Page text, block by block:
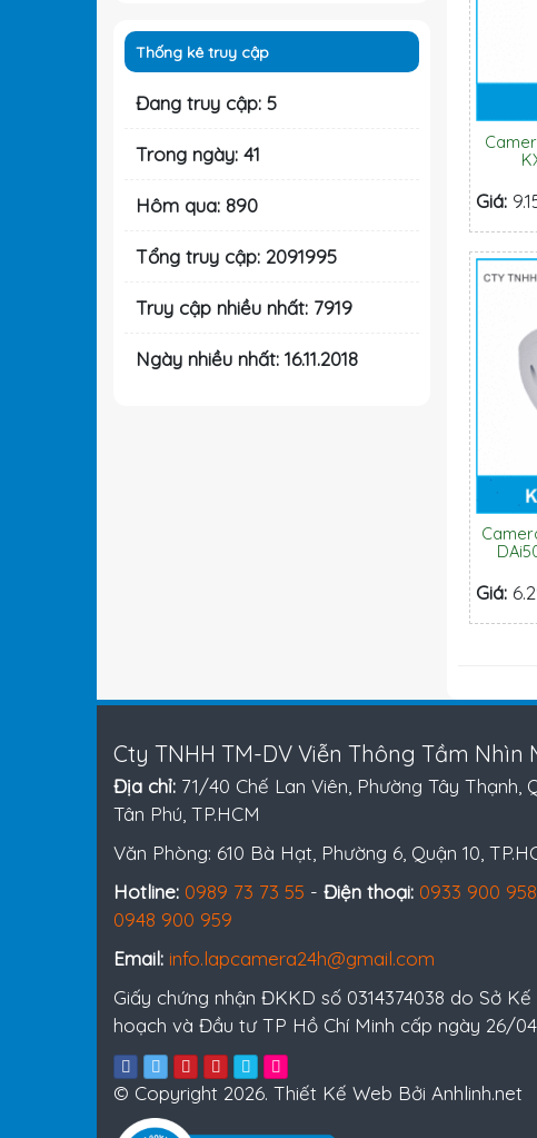
Giá:
Giá:
Thống kê truy cập
Đang truy cập: 5
Trong ngày: 41
Hôm qua: 890
Tổng truy cập: 2091995
Truy cập nhiều nhất: 7919
Ngày nhiều nhất: 16.11.2018
Cty TNHH TM-DV Viễn Thông Tầm Nhìn
Địa chỉ: 71/40 Chế Lan Viên, Phường Tây Thạnh,
Tân Phú, TP.HCM
Văn Phòng: 610 Bà Hạt, Phường 6, Quận 10,
Hotline: 0989 73 73 55 - Điện thoại: 0933 900 958
0948 900 959
Email: info.lapcamera24h@gmail.com
Giấy chứng nhận ĐKKD số 0314374038 do Sở Kế
hoạch và Đầu tư TP Hồ Chí Minh cấp ngày 26/
© Copyright 2026. Thiết Kế Web Bởi Anhlinh.net